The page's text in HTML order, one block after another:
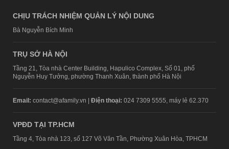
CHỊU TRÁCH NHIỆM QUẢN LÝ NỘI DUNG
Bà Nguyễn Bích Minh
TRỤ SỞ HÀ NỘI
Tầng 21, Tòa nhà Center Building, Hapulico Complex, Số 01, phố
Nguyễn Huy Tưởng, phường Thanh Xuân, thành phố Hà Nội
Email: contact@afamily.vn | Điện thoại: 024 7309 5555, máy lẻ 62.370
VPĐD TẠI TP.HCM
Tầng 4, Tòa nhà 123, số 127 Võ Văn Tần, Phường Xuân Hòa, TPHCM